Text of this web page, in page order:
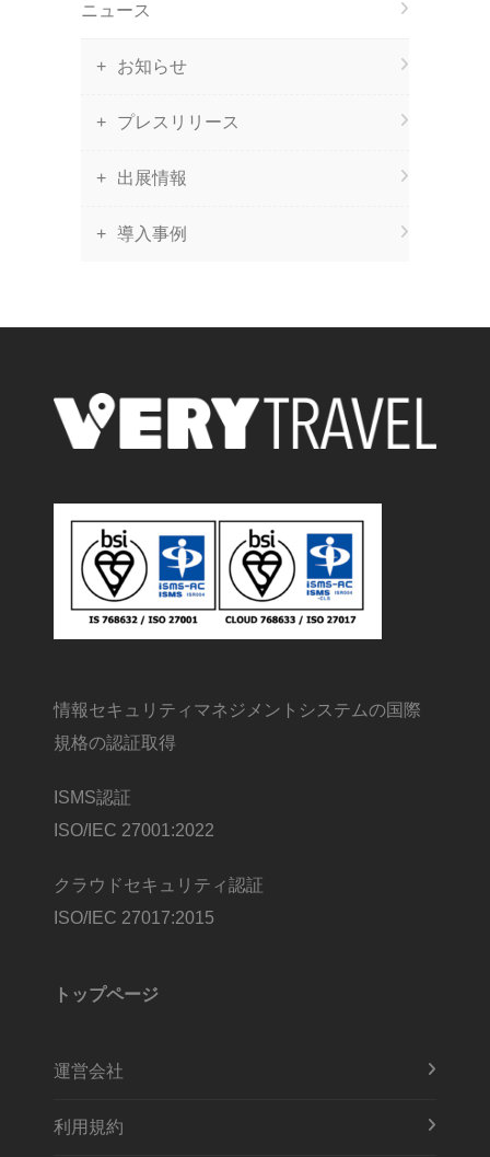
ニュース
お知らせ
プレスリリース
出展情報
導入事例
情報セキュリティマネジメントシステムの国際
規格の認証取得
ISMS認証
ISO/IEC 27001:2022
クラウドセキュリティ認証
ISO/IEC 27017:2015
トップページ
運営会社
利用規約